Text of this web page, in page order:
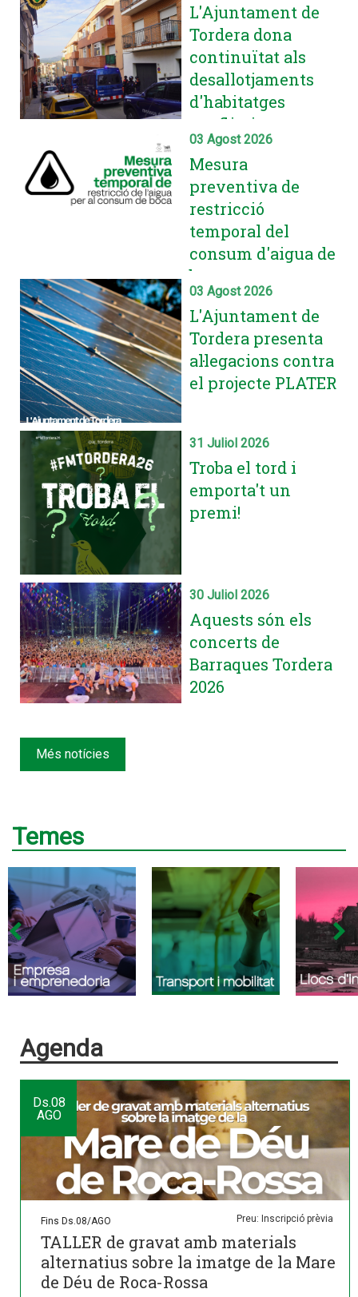
L'Ajuntament de
Tordera dona
continuïtat als
desallotjaments
d'habitatges
conflictius
ocupats
il·legalment i
referma la seva
coordinació
judicialment
03 Agost 2026
Mesura
preventiva de
restricció
temporal del
consum d'aigua de
boca
03 Agost 2026
L'Ajuntament de
Tordera presenta
al·legacions contra
el projecte PLATER
31 Juliol 2026
Troba el tord i
emporta't un
premi!
30 Juliol 2026
Aquests són els
concerts de
Barraques Tordera
2026
Més notícies
Temes
Agenda
Ds.08
AGO
Fins Ds.08/AGO Preu: Inscripció prèvia
TALLER de gravat amb materials
alternatius sobre la imatge de la Mare
de Déu de Roca-Rossa